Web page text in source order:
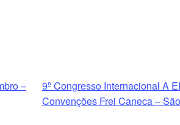
–
9º Congresso Internacional A
Convenções Frei Caneca –